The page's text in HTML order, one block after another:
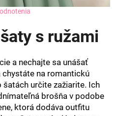
s ružami
a nechajte sa unášať
chystáte na romantickú
šatách určite zažiarite. Ich
brošňa v podobe
ktorá dodáva outfitu